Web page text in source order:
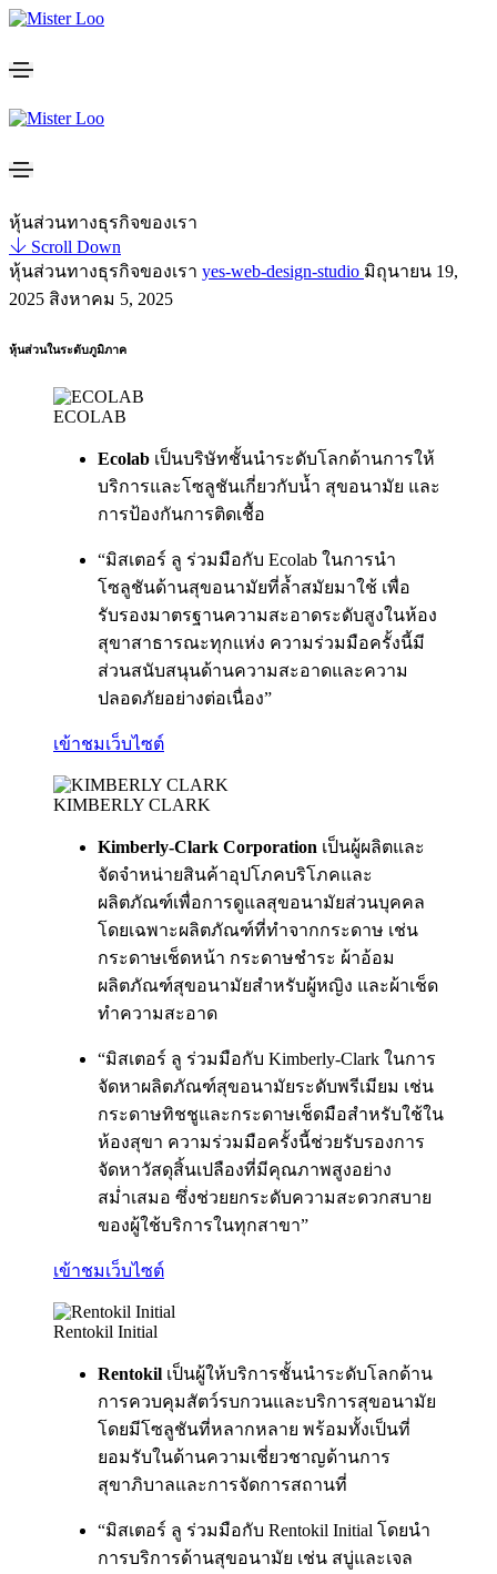
หุ้นส่วนทางธุรกิจของเรา
Scroll Down
หุ้นส่วนทางธุรกิจของเรา yes-web-design-studio มิถุนายน 19,
2025 สิงหาคม 5, 2025
หุ้นส่วนในระดับภูมิภาค
ECOLAB
Ecolab เป็นบริษัทชั้นนำระดับโลกด้านการให้
บริการและโซลูชันเกี่ยวกับน้ำ สุขอนามัย และ
การป้องกันการติดเชื้อ
“มิสเตอร์ ลู ร่วมมือกับ Ecolab ในการนำ
โซลูชันด้านสุขอนามัยที่ล้ำสมัยมาใช้ เพื่อ
รับรองมาตรฐานความสะอาดระดับสูงในห้อง
สุขาสาธารณะทุกแห่ง ความร่วมมือครั้งนี้มี
ส่วนสนับสนุนด้านความสะอาดและความ
ปลอดภัยอย่างต่อเนื่อง”
เข้าชมเว็บไซต์
KIMBERLY CLARK
Kimberly-Clark Corporation เป็นผู้ผลิตและ
จัดจำหน่ายสินค้าอุปโภคบริโภคและ
ผลิตภัณฑ์เพื่อการดูแลสุขอนามัยส่วนบุคคล
โดยเฉพาะผลิตภัณฑ์ที่ทำจากกระดาษ เช่น
กระดาษเช็ดหน้า กระดาษชำระ ผ้าอ้อม
ผลิตภัณฑ์สุขอนามัยสำหรับผู้หญิง และผ้าเช็ด
ทำความสะอาด
“มิสเตอร์ ลู ร่วมมือกับ Kimberly-Clark ในการ
จัดหาผลิตภัณฑ์สุขอนามัยระดับพรีเมียม เช่น
กระดาษทิชชูและกระดาษเช็ดมือสำหรับใช้ใน
ห้องสุขา ความร่วมมือครั้งนี้ช่วยรับรองการ
จัดหาวัสดุสิ้นเปลืองที่มีคุณภาพสูงอย่าง
สม่ำเสมอ ซึ่งช่วยยกระดับความสะดวกสบาย
ของผู้ใช้บริการในทุกสาขา”
เข้าชมเว็บไซต์
Rentokil Initial
Rentokil เป็นผู้ให้บริการชั้นนำระดับโลกด้าน
การควบคุมสัตว์รบกวนและบริการสุขอนามัย
โดยมีโซลูชันที่หลากหลาย พร้อมทั้งเป็นที่
ยอมรับในด้านความเชี่ยวชาญด้านการ
สุขาภิบาลและการจัดการสถานที่
“มิสเตอร์ ลู ร่วมมือกับ Rentokil Initial โดยนำ
การบริการด้านสุขอนามัย เช่น สบู่และเจล